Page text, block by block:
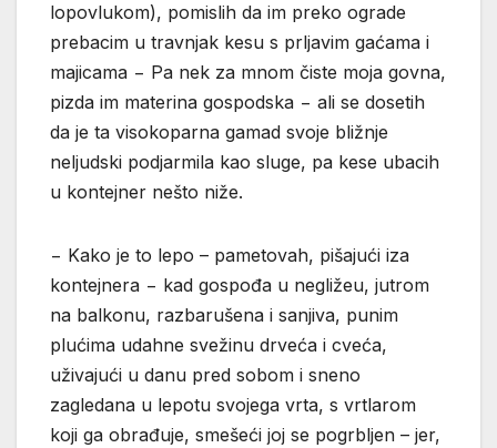
lopovlukom), pomislih da im preko ograde
prebacim u travnjak kesu s prljavim gaćama i
majicama − Pa nek za mnom čiste moja govna,
pizda im materina gospodska − ali se dosetih
da je ta visokoparna gamad svoje bližnje
neljudski podjarmila kao sluge, pa kese ubacih
u kontejner nešto niže.
− Kako je to lepo – pametovah, pišajući iza
kontejnera − kad gospođa u negližeu, jutrom
na balkonu, razbarušena i sanjiva, punim
plućima udahne svežinu drveća i cveća,
uživajući u danu pred sobom i sneno
zagledana u lepotu svojega vrta, s vrtlarom
koji ga obrađuje, smešeći joj se pogrbljen – jer,